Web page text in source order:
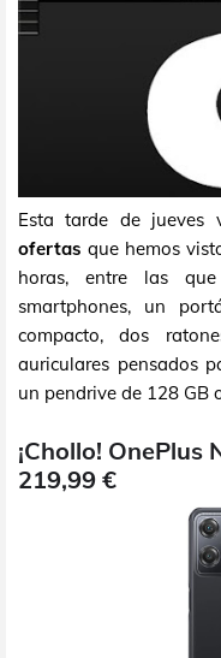
Esta tarde de jueves
ofertas que hemos
horas, entre las
smartphones, un
compacto, dos
auriculares pensados
un pendrive de 128 GB
¡Chollo! OnePlus
219,99 €